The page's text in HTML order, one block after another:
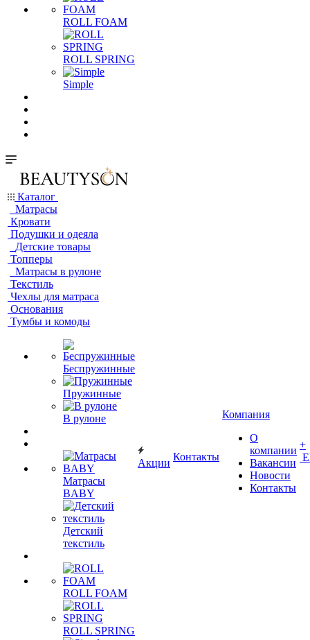
ROLL FOAM
ROLL SPRING
Simple
Каталог
Матрасы
Кровати
Подушки и одеяла
Детские товары
Топперы
Матрасы в рулоне
Текстиль
Чехлы для матраса
Основания
Тумбы и комоды
Беспружинные
Пружинные
В рулоне
Матрасы
BABY
Детский
текстиль
ROLL FOAM
ROLL SPRING
Акции
Контакты
Компания
О
компании
Вакансии
Новости
Контакты
+